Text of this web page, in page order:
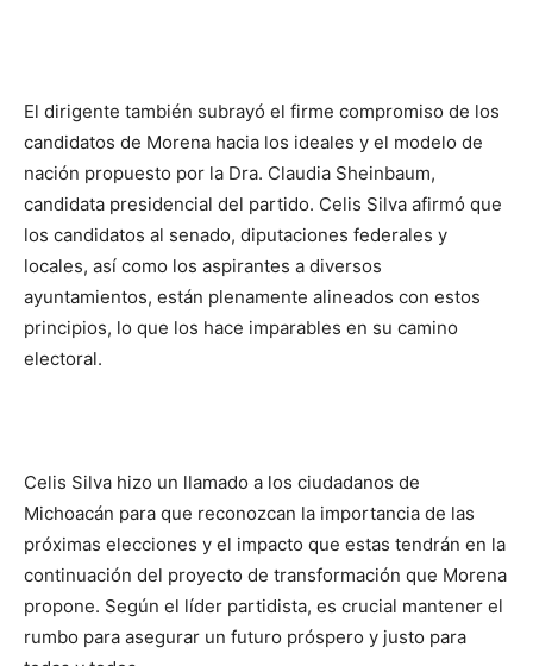
El dirigente también subrayó el firme compromiso de los
candidatos de Morena hacia los ideales y el modelo de
nación propuesto por la Dra. Claudia Sheinbaum,
candidata presidencial del partido. Celis Silva afirmó que
los candidatos al senado, diputaciones federales y
locales, así como los aspirantes a diversos
ayuntamientos, están plenamente alineados con estos
principios, lo que los hace imparables en su camino
electoral.
Celis Silva hizo un llamado a los ciudadanos de
Michoacán para que reconozcan la importancia de las
próximas elecciones y el impacto que estas tendrán en la
continuación del proyecto de transformación que Morena
propone. Según el líder partidista, es crucial mantener el
rumbo para asegurar un futuro próspero y justo para